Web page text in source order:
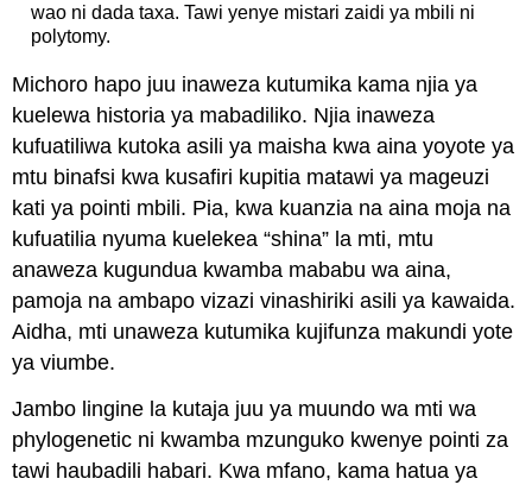
wao ni dada taxa. Tawi yenye mistari zaidi ya mbili ni
polytomy.
Michoro hapo juu inaweza kutumika kama njia ya
kuelewa historia ya mabadiliko. Njia inaweza
kufuatiliwa kutoka asili ya maisha kwa aina yoyote ya
mtu binafsi kwa kusafiri kupitia matawi ya mageuzi
kati ya pointi mbili. Pia, kwa kuanzia na aina moja na
kufuatilia nyuma kuelekea “shina” la mti, mtu
anaweza kugundua kwamba mababu wa aina,
pamoja na ambapo vizazi vinashiriki asili ya kawaida.
Aidha, mti unaweza kutumika kujifunza makundi yote
ya viumbe.
Jambo lingine la kutaja juu ya muundo wa mti wa
phylogenetic ni kwamba mzunguko kwenye pointi za
tawi haubadili habari. Kwa mfano, kama hatua ya